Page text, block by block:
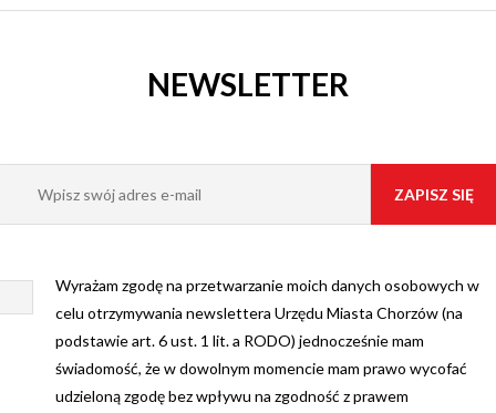
NEWSLETTER
Wyrażam zgodę na przetwarzanie moich danych osobowych w
celu otrzymywania newslettera Urzędu Miasta Chorzów (na
podstawie art. 6 ust. 1 lit. a RODO) jednocześnie mam
świadomość, że w dowolnym momencie mam prawo wycofać
udzieloną zgodę bez wpływu na zgodność z prawem